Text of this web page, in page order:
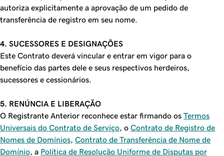
autoriza explicitamente a aprovação de um pedido de
transferência de registro em seu nome.
4. SUCESSORES E DESIGNAÇÕES
Este Contrato deverá vincular e entrar em vigor para o
benefício das partes dele e seus respectivos herdeiros,
sucessores e cessionários.
5. RENÚNCIA E LIBERAÇÃO
O Registrante Anterior reconhece estar firmando os Termos
Universais do Contrato de Serviço , o Contrato de Registro de
Nomes de Domínios Contrato de Transferência de Nome de
Domínio , a Política de Resolução Uniforme de Disputas por